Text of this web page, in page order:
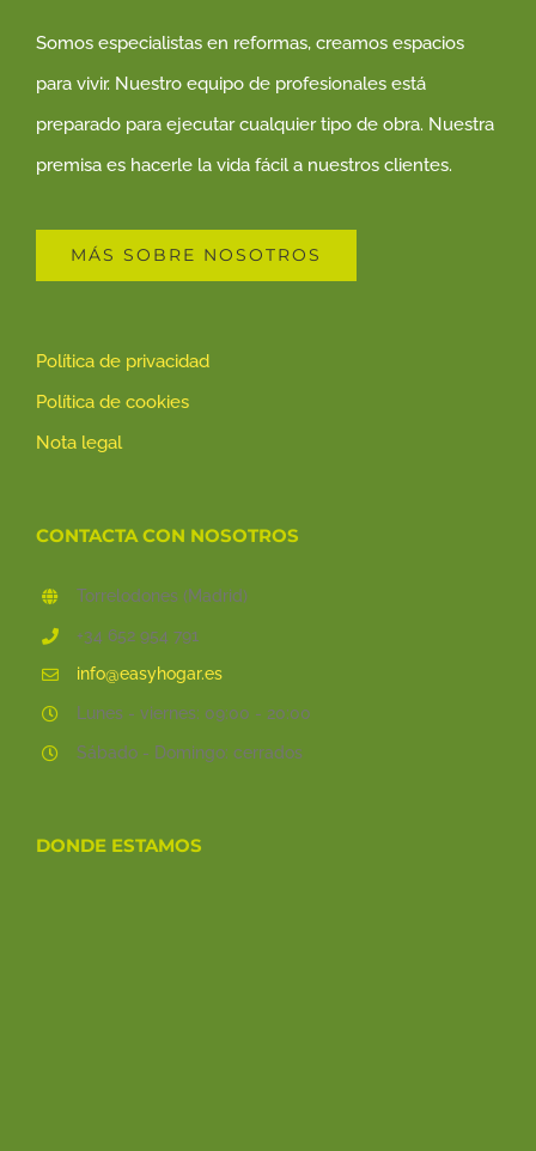
Somos especialistas en reformas, creamos espacios
para vivir. Nuestro equipo de profesionales está
preparado para ejecutar cualquier tipo de obra. Nuestra
premisa es hacerle la vida fácil a nuestros clientes.
MÁS SOBRE NOSOTROS
Política de privacidad
Política de cookies
Nota legal
CONTACTA CON NOSOTROS
Torrelodones (Madrid)
+34 652 954 791
info@easyhogar.es
Lunes - viernes: 09:00 - 20:00
Sábado - Domingo: cerrados
DONDE ESTAMOS